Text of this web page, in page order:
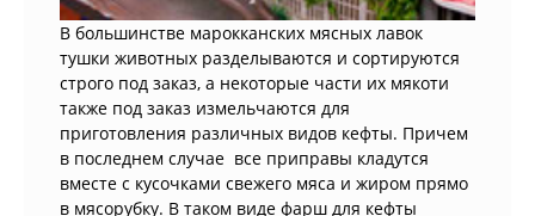
В большинстве марокканских мясных лавок
тушки животных разделываются и сортируются
строго под заказ, а некоторые части их мякоти
также под заказ измельчаются для
приготовления различных видов кефты. Причем
в последнем случае все приправы кладутся
вместе с кусочками свежего мяса и жиром прямо
в мясорубку. В таком виде фарш для кефты